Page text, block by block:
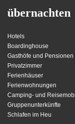
übernachten
Hotels
Boardinghouse
Gasthöfe und Pensionen
Privatzimmer
Ferienhäuser
Ferienwohnungen
Camping- und
Gruppenunterkünfte
Schlafen im Heu